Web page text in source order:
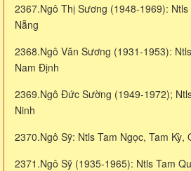
2367.Ngô Thị Sương (1948-1969):
Nẵng
2368.Ngô Văn Sương (1931-1953):
Nam Định
2369.Ngô Đức Sường (1949-1972);
Ninh
2370.Ngô Sỹ: Ntls Tam Ngọc, Tam
2371.Ngô Sỹ (1935-1965): Ntls Tam